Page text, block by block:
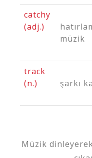
catchy
(adj.)
müzik
track
(n.)
şarkı
Müzik